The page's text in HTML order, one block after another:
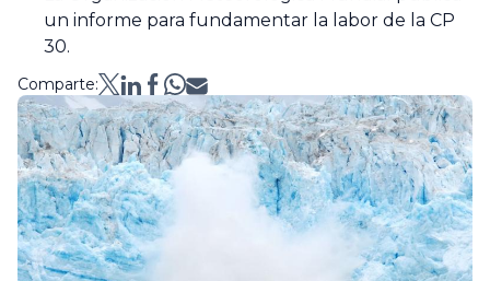
un informe para fundamentar la labor de la CP
30.
Comparte: